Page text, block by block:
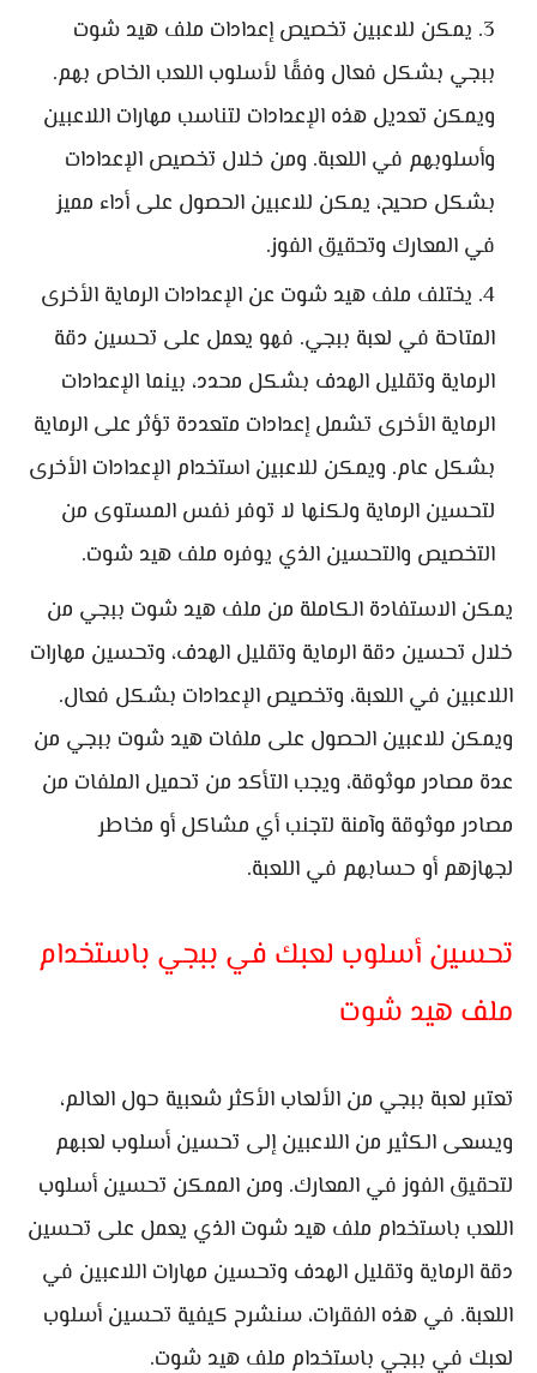
يمكن للاعبين تخصيص إعدادات ملف هيد شوت
ببجي بشكل فعال وفقًا لأسلوب اللعب الخاص بهم.
ويمكن تعديل هذه الإعدادات لتناسب مهارات اللاعبين
وأسلوبهم في اللعبة. ومن خلال تخصيص الإعدادات
بشكل صحيح، يمكن للاعبين الحصول على أداء مميز
في المعارك وتحقيق الفوز.
يختلف ملف هيد شوت عن الإعدادات الرماية الأخرى
المتاحة في لعبة ببجي. فهو يعمل على تحسين دقة
الرماية وتقليل الهدف بشكل محدد، بينما الإعدادات
الرماية الأخرى تشمل إعدادات متعددة تؤثر على الرماية
بشكل عام. ويمكن للاعبين استخدام الإعدادات الأخرى
لتحسين الرماية ولكنها لا توفر نفس المستوى من
التخصيص والتحسين الذي يوفره ملف هيد شوت.
يمكن الاستفادة الكاملة من ملف هيد شوت ببجي من
خلال تحسين دقة الرماية وتقليل الهدف، وتحسين مهارات
اللاعبين في اللعبة، وتخصيص الإعدادات بشكل فعال.
ويمكن للاعبين الحصول على ملفات هيد شوت ببجي من
عدة مصادر موثوقة، ويجب التأكد من تحميل الملفات من
مصادر موثوقة وآمنة لتجنب أي مشاكل أو مخاطر
لجهازهم أو حسابهم في اللعبة.
تحسين أسلوب لعبك في ببجي باستخدام
ملف هيد شوت
تعتبر لعبة ببجي من الألعاب الأكثر شعبية حول العالم،
ويسعى الكثير من اللاعبين إلى تحسين أسلوب لعبهم
لتحقيق الفوز في المعارك. ومن الممكن تحسين أسلوب
اللعب باستخدام ملف هيد شوت الذي يعمل على تحسين
دقة الرماية وتقليل الهدف وتحسين مهارات اللاعبين في
اللعبة. في هذه الفقرات، سنشرح كيفية تحسين أسلوب
لعبك في ببجي باستخدام ملف هيد شوت.